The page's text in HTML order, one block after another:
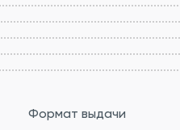
Формат выдачи